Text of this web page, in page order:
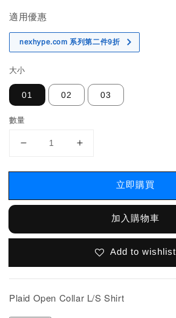
適用優惠
nexhype.com 系列第二件9折
大小
01 02 03
數量
立即購買
加入購物車
Add to wishlist
Plaid Open Collar L/S Shirt